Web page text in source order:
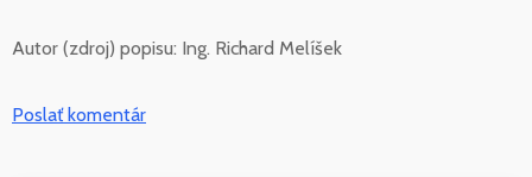
Autor (zdroj) popisu: Ing. Richard Melíšek
Poslať komentár